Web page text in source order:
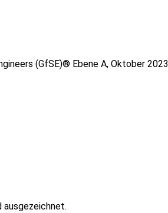
(GfSE)® Ebene A, Oktober 2023
ausgezeichnet.